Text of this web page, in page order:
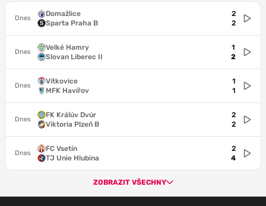
Dnes
Domažlice
Sparta Praha B
2
2
Dnes
Velké Hamry
Slovan Liberec II
1
2
Dnes
Vítkovice
MFK Havířov
1
1
Dnes
FK Králův Dvůr
Viktoria Plzeň B
2
2
Dnes
FC Vsetín
TJ Unie Hlubina
2
4
ZOBRAZIT VŠECHNY